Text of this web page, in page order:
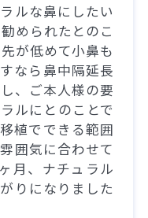
ルな鼻にしたい
められたとのこ
が低めて小鼻も
なら鼻中隔延長
、ご本人様の要
ルにとのことで
植でできる範囲
囲気に合わせて
月、ナチュラル
りになりました